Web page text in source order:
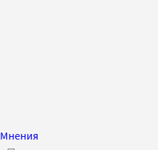
Мнения